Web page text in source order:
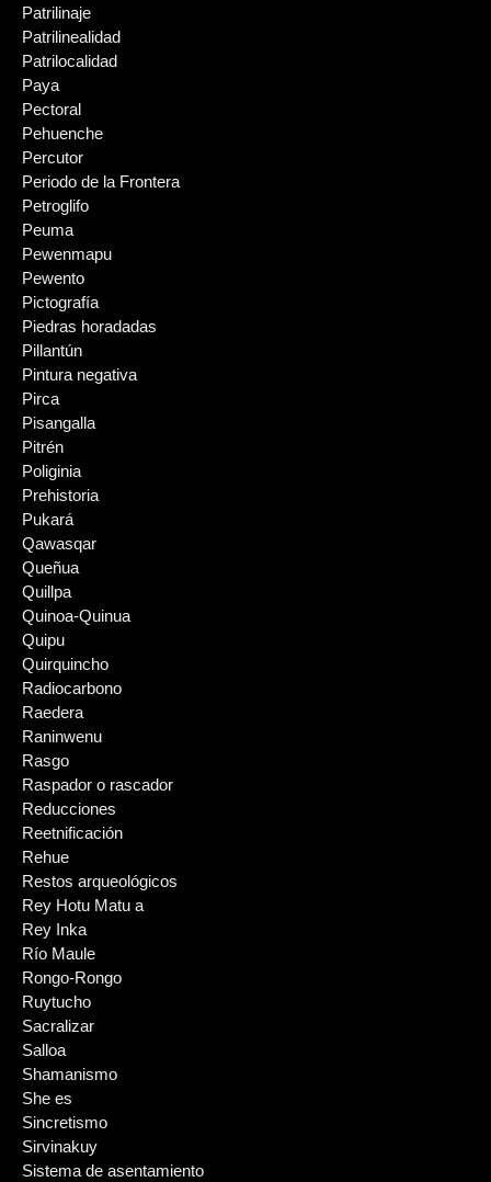
Patrilinaje
Patrilinealidad
Patrilocalidad
Paya
Pectoral
Pehuenche
Percutor
Periodo de la Frontera
Petroglifo
Peuma
Pewenmapu
Pewento
Pictografía
Piedras horadadas
Pillantún
Pintura negativa
Pirca
Pisangalla
Pitrén
Poliginia
Prehistoria
Pukará
Qawasqar
Queñua
Quillpa
Quinoa-Quinua
Quipu
Quirquincho
Radiocarbono
Raedera
Raninwenu
Rasgo
Raspador o rascador
Reducciones
Reetnificación
Rehue
Restos arqueológicos
Rey Hotu Matu a
Rey Inka
Río Maule
Rongo-Rongo
Ruytucho
Sacralizar
Salloa
Shamanismo
She es
Sincretismo
Sirvinakuy
Sistema de asentamiento